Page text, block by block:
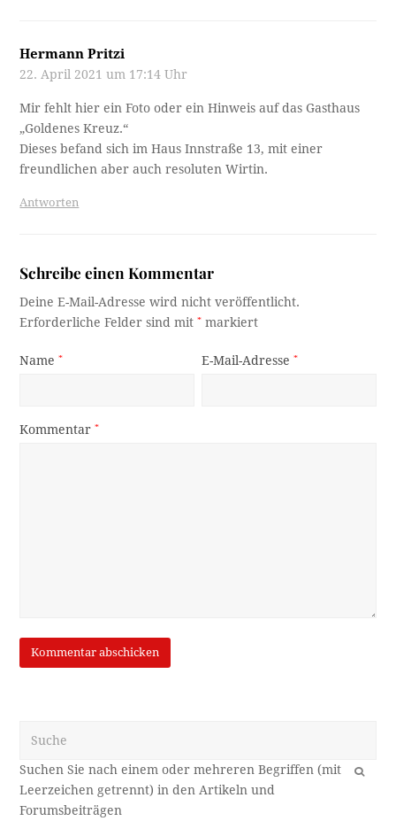
Hermann Pritzi
22. April 2021 um 17:14 Uhr
Mir fehlt hier ein Foto oder ein Hinweis auf das Gasthaus
„Goldenes Kreuz.“
Dieses befand sich im Haus Innstraße 13, mit einer
freundlichen aber auch resoluten Wirtin.
Antworten
Schreibe einen Kommentar
Deine E-Mail-Adresse wird nicht veröffentlicht.
Erforderliche Felder sind mit* markiert
Name* E-Mail-Adresse*
Kommentar*
OK